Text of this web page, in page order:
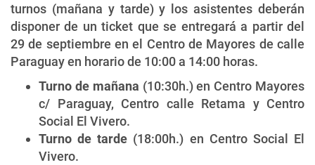
turnos (mañana y tarde) y los asistentes deberán
disponer de un ticket que se entregará a partir del
29 de septiembre en el Centro de Mayores de calle
Paraguay en horario de 10:00 a 14:00 horas.
Turno de mañana (10:30h.) en Centro Mayores
c/ Paraguay, Centro calle Retama y Centro
Social El Vivero.
Turno de tarde (18:00h.) en Centro Social El
Vivero.